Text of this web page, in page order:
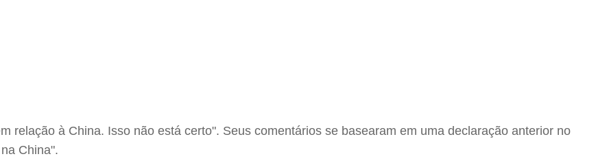
relação à China. Isso não está certo". Seus comentários se basearam em uma declaração anterior no
China".